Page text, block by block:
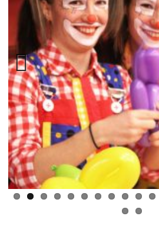
Previ
ous